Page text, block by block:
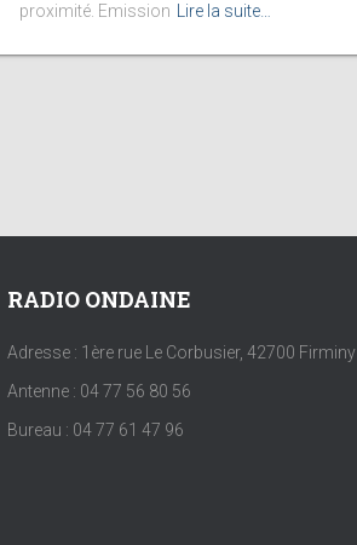
proximité. Emission
Lire la suite…
RADIO ONDAINE
Adresse : 1ère rue Le Corbusier, 42700 Firminy
Antenne : 04 77 56 80 56
Bureau : 04 77 61 47 96